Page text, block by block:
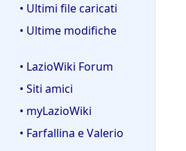
• Ultimi file caricati
• Ultime modifiche
• LazioWiki Forum
• Siti amici
• myLazioWiki
• Farfallina e Valerio